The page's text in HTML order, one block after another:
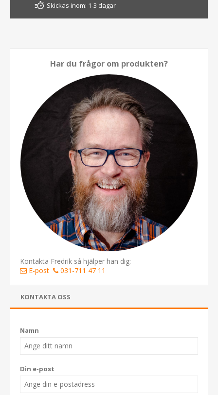
Skickas inom: 1-3 dagar
Har du frågor om produkten?
Kontakta Fredrik så hjälper han dig:
E-post
031-711 47 11
KONTAKTA OSS
Namn
Din e-post